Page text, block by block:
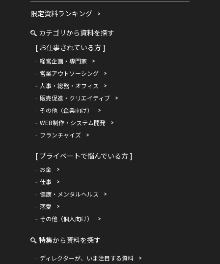
限定資料ランキング
カテゴリから資料を探す
[ お仕事されている方 ]
経営企画・専門家
営業アウトソーシング
人事・総務・オフィス
販売促進・クリエイティブ
その他（企業向け）
WEB制作・システム開発
フランチャイズ
[ プライベートで悩んでいる方 ]
お金
仕事
健康・メンタルヘルス
恋愛
その他（個人向け）
特集から資料を探す
ディレクターが、いま注目する資料